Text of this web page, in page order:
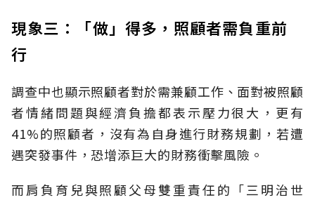
現象三：「做」得多，照顧者需負重前
行
調查中也顯示照顧者對於需兼顧工作、面對被照顧
者情緒問題與經濟負擔都表示壓力很大，更有
41%的照顧者，沒有為自身進行財務規劃，若遭
遇突發事件，恐增添巨大的財務衝擊風險。
而肩負育兒與照顧父母雙重責任的「三明治世